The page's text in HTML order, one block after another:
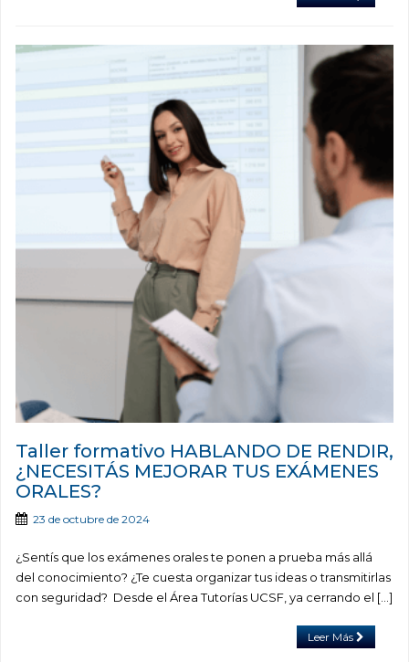
Taller formativo HABLANDO DE RENDIR,
¿NECESITÁS MEJORAR TUS EXÁMENES
ORALES?
23 de octubre de 2024
¿Sentís que los exámenes orales te ponen a prueba más allá
del conocimiento? ¿Te cuesta organizar tus ideas o transmitirlas
con seguridad? Desde el Área Tutorías UCSF, ya cerrando el […]
Leer Más